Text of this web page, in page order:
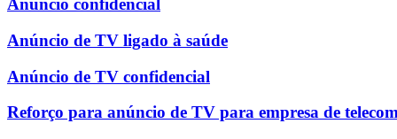
Anúncio confidencial
Anúncio de TV ligado à saúde
Anúncio de TV confidencial
Reforço para anúncio de TV para empresa de